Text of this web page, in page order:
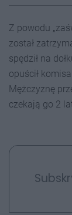
Z powodu
został
spędził na
opuścił
Mężczyznę
czekają go 2